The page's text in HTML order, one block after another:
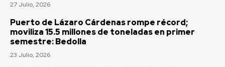
27 Julio, 2026
Puerto de Lázaro Cárdenas rompe récord;
moviliza 15.5 millones de toneladas en primer
semestre: Bedolla
23 Julio, 2026